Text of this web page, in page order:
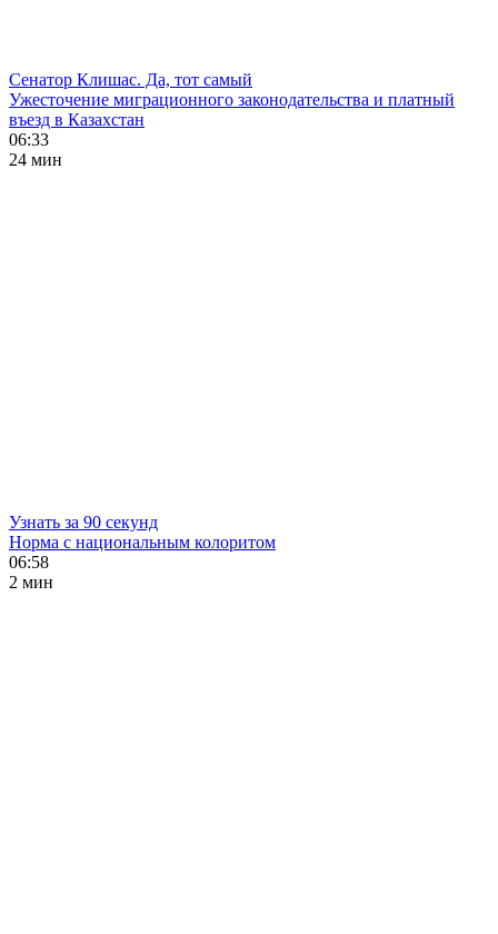
Сенатор Клишас. Да, тот самый
Ужесточение миграционного законодательства и платный
въезд в Казахстан
06:33
24 мин
Узнать за 90 секунд
Норма с национальным колоритом
06:58
2 мин